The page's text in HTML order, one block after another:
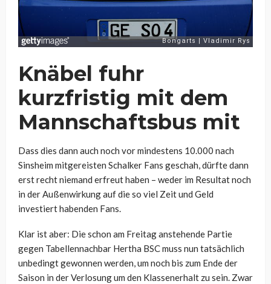
Knäbel fuhr
kurzfristig mit dem
Mannschaftsbus mit
Dass dies dann auch noch vor mindestens 10.000 nach
Sinsheim mitgereisten Schalker Fans geschah, dürfte dann
erst recht niemand erfreut haben – weder im Resultat noch
in der Außenwirkung auf die so viel Zeit und Geld
investiert habenden Fans.
Klar ist aber: Die schon am Freitag anstehende Partie
gegen Tabellennachbar Hertha BSC muss nun tatsächlich
unbedingt gewonnen werden, um noch bis zum Ende der
Saison in der Verlosung um den Klassenerhalt zu sein. Zwar